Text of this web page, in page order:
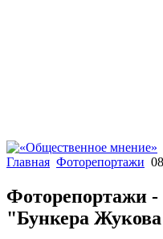
Главная Фоторепортажи
Фоторепортажи -
"Бункера